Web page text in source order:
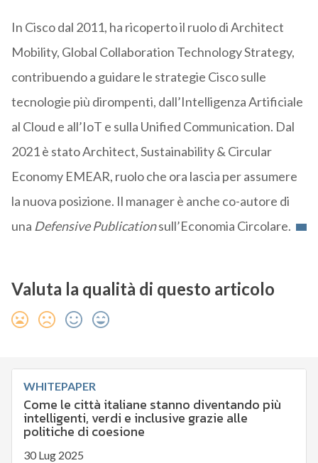
In Cisco dal 2011, ha ricoperto il ruolo di Architect
Mobility, Global Collaboration Technology Strategy,
contribuendo a guidare le strategie Cisco sulle
tecnologie più dirompenti, dall’Intelligenza Artificiale
al Cloud e all’IoT e sulla Unified Communication. Dal
2021 è stato Architect, Sustainability & Circular
Economy EMEAR, ruolo che ora lascia per assumere
la nuova posizione. Il manager è anche co-autore di
una Defensive Publicationsull’Economia Circolare.
Valuta la qualità di questo articolo
WHITEPAPER
Come le città italiane stanno diventando più
intelligenti, verdi e inclusive grazie alle
politiche di coesione
30 Lug 2025